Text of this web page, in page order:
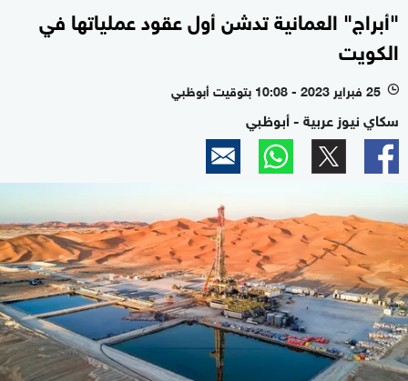
"أبراج" العمانية تدشن أول عقود عملياتها في
الكويت
l 25 فبراير 2023 - 10:08 بتوقيت أبوظبي
سكاي نيوز عربية - أبوظبي